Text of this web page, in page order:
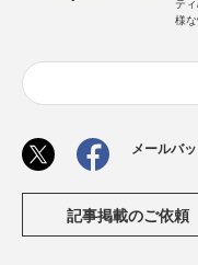
テ
様
メールバ
記事掲載のご依頼